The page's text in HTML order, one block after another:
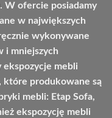
W ofercie posiadamy
w największych
wykonywane
i mniejszych
ekspozycje mebli
które produkowane są
mebli: Etap Sofa,
ekspozycję mebli